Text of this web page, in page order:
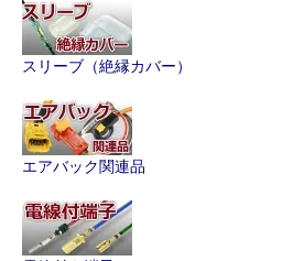
スリーブ（絶縁カバー）
エアバック関連品